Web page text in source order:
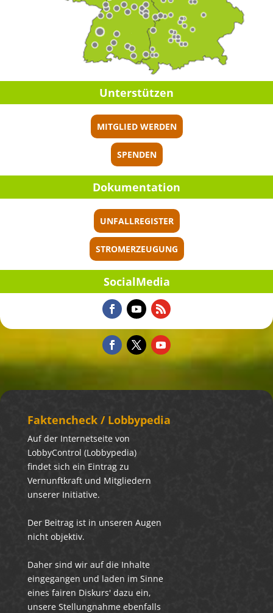
Unter­stüt­zen
MITGLIED WERDEN
SPENDEN
Dokumen­ta­tion
UNFALLREGISTER
STROMERZEUGUNG
Social­Me­dia
Fakten­check / Lobbypedia
Auf der Internetseite von
LobbyControl (Lobbypedia)
findet sich ein Eintrag zu
Vernunftkraft und Mitgliedern
unserer Initiative.
Der Beitrag ist in unseren Augen
nicht objektiv.
Daher sind wir auf die Inhalte
eingegangen und laden im Sinne
eines fairen Diskurs' dazu ein,
unsere Stellungnahme ebenfalls